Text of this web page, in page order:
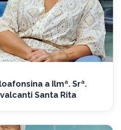
a Ilmª. Srª.
Santa Rita